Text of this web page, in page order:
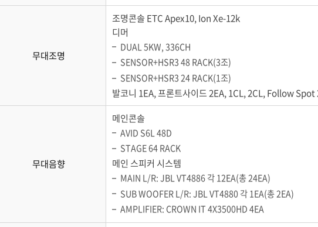
무대조명
조명콘솔 ETC Apex10, Ion Xe-12k
디머
DUAL 5KW, 336CH
SENSOR+HSR3 48 RACK(3조)
SENSOR+HSR3 24 RACK(1조)
발코니 1EA, 프론트사이드 2EA, 1CL, 2CL, Follow Spot
무대음향
메인콘솔
AVID S6L 48D
STAGE 64 RACK
메인 스피커 시스템
MAIN L/R: JBL VT4886 각 12EA(총 24EA)
SUB WOOFER L/R: JBL VT4880 각 1EA(총 2EA)
AMPLIFIER: CROWN IT 4X3500HD 4EA